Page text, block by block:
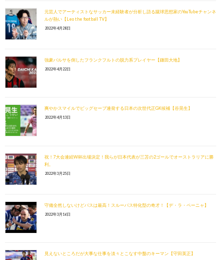
元芸人でアーティストなサッカー未経験者が分析し語る蹴球思想家のYouTubeチャンネ
ルが熱い【Leo the football TV】
2022年4月28日
強豪バルサを倒したフランクフルトの脱力系プレイヤー【鎌田大地】
2022年4月22日
爽やかスマイルでビッグセーブ連発する日本の次世代正GK候補【谷晃生】
2022年4月13日
祝！7大会連続W杯出場決定！我らが日本代表が三苫の2ゴールでオーストラリアに勝
利。
2022年3月25日
守備全然しないけどパスは最高！スルーパス特化型の奇才！【デ・ラ・ペーニャ】
2022年3月16日
見えないところだが大事な仕事を淡々とこなす中盤のキーマン【守田英正】